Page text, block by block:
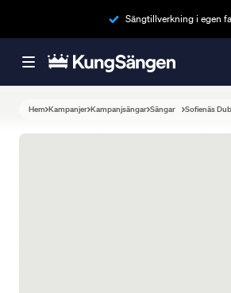
Sängtillverkning i egen
Hem Kampanjer Kampanjsängar Sängar Sofienäs